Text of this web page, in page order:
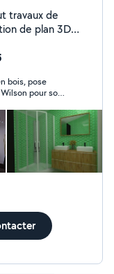
de plan 3D
bois, pose
pour son